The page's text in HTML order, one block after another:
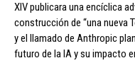
XIV publicara una encíclica
construcción de “una nueva
y el llamado de Anthropic
futuro de la IA y su impacto